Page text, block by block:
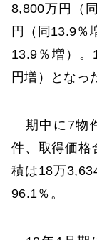
8,800万円（
円（同13.9％
13.9％増）
円増）となっ
期中に7物
件、取得価格
積は18万
96.1％。